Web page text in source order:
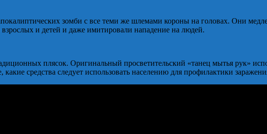
зомби с все теми же шлемами короны на головах. Они
и детей и даже имитировали нападение на людей.
плясок. Оригинальный просветительский «танец мытья рук»
средства следует использовать населению для профилактики